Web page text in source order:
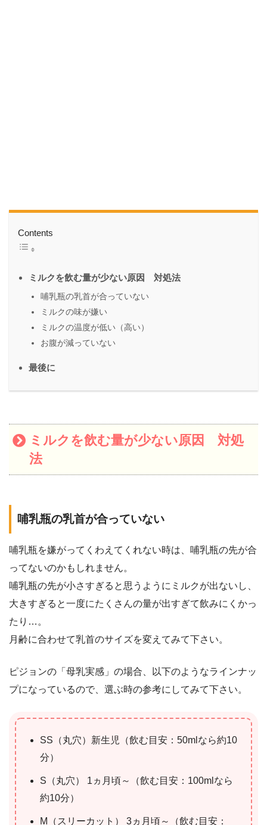
Contents
ミルクを飲む量が少ない原因 対処法
哺乳瓶の乳首が合っていない
ミルクの味が嫌い
ミルクの温度が低い（高い）
お腹が減っていない
最後に
ミルクを飲む量が少ない原因 対処
法
哺乳瓶の乳首が合っていない
哺乳瓶を嫌がってくわえてくれない時は、哺乳瓶の先が合
ってないのかもしれません。
哺乳瓶の先が小さすぎると思うようにミルクが出ないし、
大きすぎると一度にたくさんの量が出すぎて飲みにくかっ
たり…。
月齢に合わせて乳首のサイズを変えてみて下さい。
ピジョンの「母乳実感」の場合、以下のようなラインナッ
プになっているので、選ぶ時の参考にしてみて下さい。
SS（丸穴）新生児（飲む目安：50mlなら約10
分）
S（丸穴） 1ヵ月頃～（飲む目安：100mlなら
約10分）
M（スリーカット） 3ヵ月頃～（飲む目安：